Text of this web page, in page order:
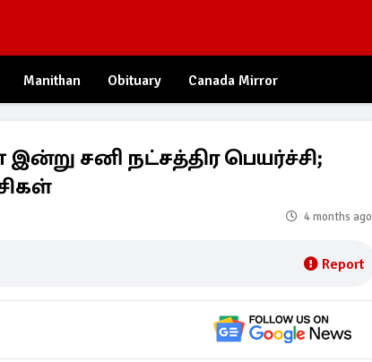
Manithan Obituary Canada Mirror
சனி நட்சத்திர பெயர்ச்சி;
4 months ago
Report